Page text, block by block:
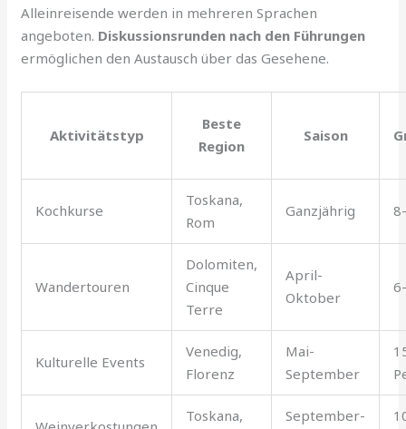
Alleinreisende werden in mehreren Sprachen
angeboten. Diskussionsrunden nach den Führungen
ermöglichen den Austausch über das Gesehene.
Aktivitätstyp
Beste
Region
Saison
Kochkurse
Toskana,
Rom
Ganzjährig
Wandertouren
Dolomiten,
Cinque
Terre
April-
Oktober
Kulturelle Events
Venedig,
Florenz
Mai-
September
Toskana,
September-